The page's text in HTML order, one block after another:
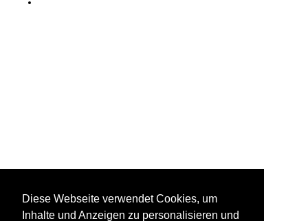
Diese Webseite verwendet Cookies, um
Inhalte und Anzeigen zu personalisieren und